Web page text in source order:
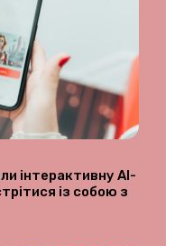
інтерактивну AI-
із собою з